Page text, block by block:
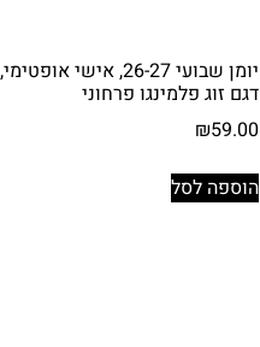
יומן שבועי 26-27, אישי אופטימי,
דגם זוג פלמינגו פרחוני
₪59.00
הוספה לסל